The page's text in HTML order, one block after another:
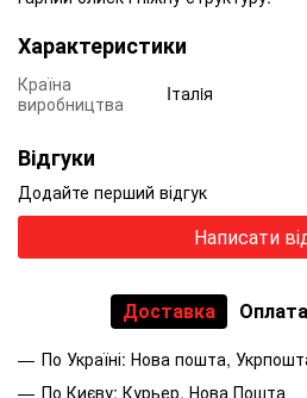
Характеристики
Країна
виробництва
Iталiя
Відгуки
Додайте перший відгук
Написати
Доставка Оплата
По Україні: Нова пошта,
По Києву: Курьер, Нова Пошта